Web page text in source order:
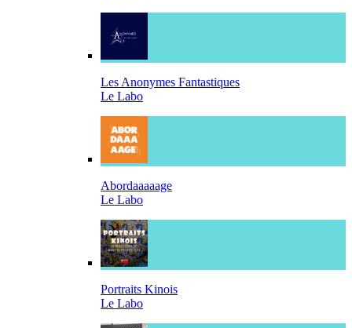
Les Anonymes Fantastiques
Le Labo
Abordaaaaage
Le Labo
Portraits Kinois
Le Labo